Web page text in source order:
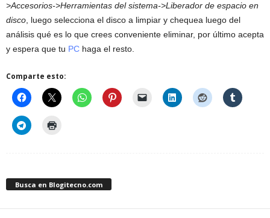
>Accesorios->Herramientas del sistema->Liberador de espacio en
disco , luego selecciona el disco a limpiar y chequea luego del
análisis qué es lo que crees conveniente eliminar, por último acepta
y espera que tu PC haga el resto.
Comparte esto:
Busca en Blogitecno.com